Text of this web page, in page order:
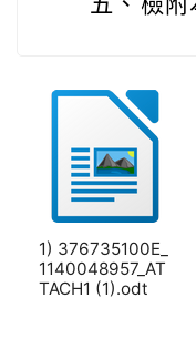
1) 376735100E_
1140048957_AT
TACH1 (1).odt